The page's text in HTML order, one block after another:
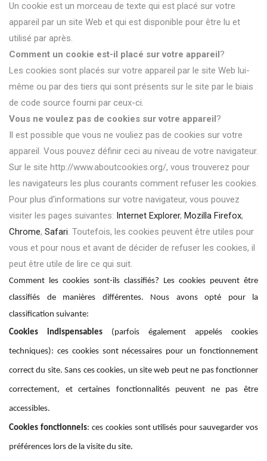
Un cookie est un morceau de texte qui est placé sur votre
appareil par un site Web et qui est disponible pour être lu et
utilisé par après.
Comment un cookie est-il placé sur votre appareil?
Les cookies sont placés sur votre appareil par le site Web lui-
même ou par des tiers qui sont présents sur le site par le biais
de code source fourni par ceux-ci.
Vous ne voulez pas de cookies sur votre appareil?
Il est possible que vous ne vouliez pas de cookies sur votre
appareil. Vous pouvez définir ceci au niveau de votre navigateur.
Sur le site http://www.aboutcookies.org/, vous trouverez pour
les navigateurs les plus courants comment refuser les cookies.
Pour plus d'informations sur votre navigateur, vous pouvez
visiter les pages suivantes: Internet Explorer, Mozilla Firefox,
Chrome, Safari. Toutefois, les cookies peuvent être utiles pour
vous et pour nous et avant de décider de refuser les cookies, il
peut être utile de lire ce qui suit.
Comment les cookies sont-ils classifiés? Les cookies peuvent être
classifiés de manières différentes. Nous avons opté pour la
classification suivante:
Cookies indispensables (parfois également appelés cookies
techniques): ces cookies sont nécessaires pour un fonctionnement
correct du site. Sans ces cookies, un site web peut ne pas fonctionner
correctement, et certaines fonctionnalités peuvent ne pas être
accessibles.
Cookies fonctionnels: ces cookies sont utilisés pour sauvegarder vos
préférences lors de la visite du site.